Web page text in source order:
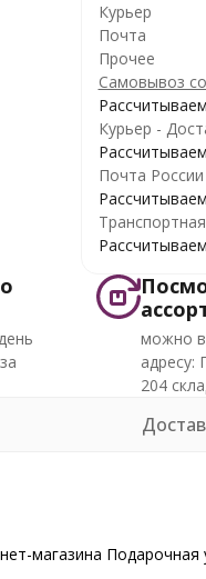
Курьер
Почта
Прочее
Самовывоз
Курьер -
Почта
можно
адресу:
204
магазина Подарочная